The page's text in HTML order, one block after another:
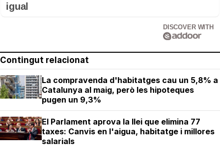
igual
DISCOVER WITH
Contingut relacionat
La compravenda d'habitatges cau un 5,8% a
Catalunya al maig, però les hipoteques
pugen un 9,3%
El Parlament aprova la llei que elimina 77
taxes: Canvis en l'aigua, habitatge i millores
salarials